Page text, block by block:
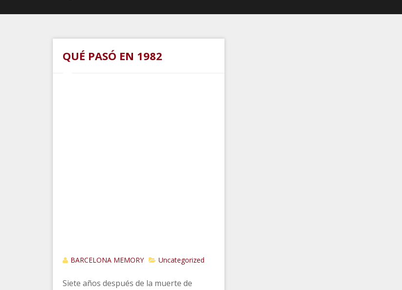
QUÉ PASÓ EN 1982
BARCELONA MEMORY Uncategorized
Siete años después de la muerte de